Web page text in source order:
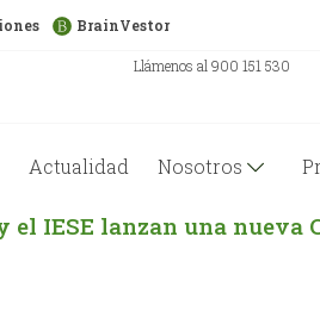
BrainVestor
Llámenos al 900 151 530
Actualidad Nosotros
el IESE lanzan una